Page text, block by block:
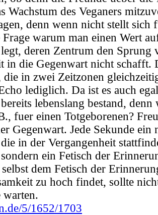
Wachstum des Veganers
denn wenn nicht stellt sich
warum man einen Wert
deren Zentrum den Sprung
in die Gegenwart nicht schafft.
die in zwei Zeitzonen
lediglich. Da ist es auch
lebenslang bestand, denn
fuer einen Totgeborenen?
Gegenwart. Jede Sekunde ein
in der Vergangenheit
ein Fetisch der
dem Fetisch der
zu hoch findet, sollte
warten.
5/1652/1703